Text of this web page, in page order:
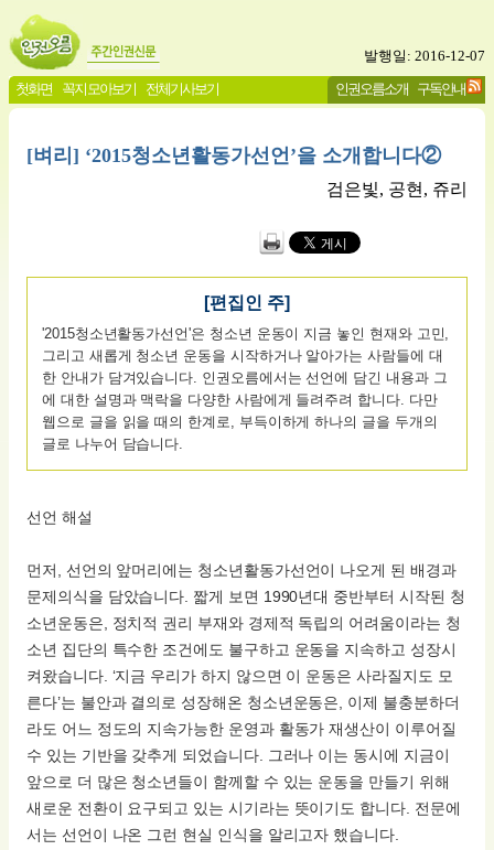
발행일: 2016-12-07
첫화면 꼭지 모아보기 전체기사보기 인권오름소개 구독안내
[벼리] ‘2015청소년활동가선언’을 소개합니다②
검은빛, 공현, 쥬리
[편집인 주]
'2015청소년활동가선언'은 청소년 운동이 지금 놓인 현재와 고민,
그리고 새롭게 청소년 운동을 시작하거나 알아가는 사람들에 대
한 안내가 담겨있습니다. 인권오름에서는 선언에 담긴 내용과 그
에 대한 설명과 맥락을 다양한 사람에게 들려주려 합니다. 다만
웹으로 글을 읽을 때의 한계로, 부득이하게 하나의 글을 두개의
글로 나누어 담습니다.
선언 해설
먼저, 선언의 앞머리에는 청소년활동가선언이 나오게 된 배경과
문제의식을 담았습니다. 짧게 보면 1990년대 중반부터 시작된 청
소년운동은, 정치적 권리 부재와 경제적 독립의 어려움이라는 청
소년 집단의 특수한 조건에도 불구하고 운동을 지속하고 성장시
켜왔습니다. ‘지금 우리가 하지 않으면 이 운동은 사라질지도 모
른다’는 불안과 결의로 성장해온 청소년운동은, 이제 불충분하더
라도 어느 정도의 지속가능한 운영과 활동가 재생산이 이루어질
수 있는 기반을 갖추게 되었습니다. 그러나 이는 동시에 지금이
앞으로 더 많은 청소년들이 함께할 수 있는 운동을 만들기 위해
새로운 전환이 요구되고 있는 시기라는 뜻이기도 합니다. 전문에
서는 선언이 나온 그런 현실 인식을 알리고자 했습니다.